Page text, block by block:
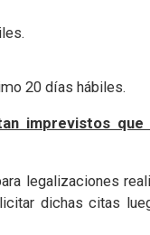
20 días hábiles.
imprevistos
legalizaciones
dichas citas